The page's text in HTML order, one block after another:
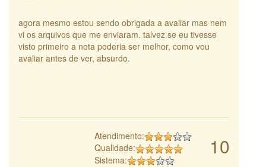
agora mesmo estou sendo obrigada a avaliar mas nem
vi os arquivos que me enviaram. talvez se eu tivesse
visto primeiro a nota poderia ser melhor, como vou
avaliar antes de ver, absurdo.
10
Atendimento:
Qualidade:
Sistema: